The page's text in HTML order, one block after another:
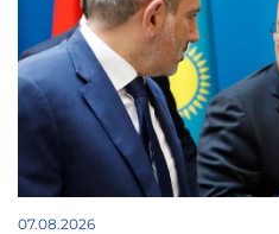
07.08.2026